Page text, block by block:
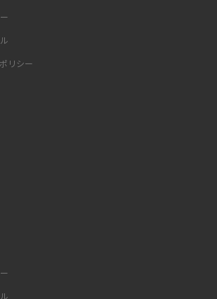
？1GBの目安やギガが足りない時の対処法を紹介
の違いやメリットと注意点、規格の種類も解説
組みやメリット・デメリットを初心者向けにわかり
？ダウンロードとの違いやメリット・デメリット
リシー